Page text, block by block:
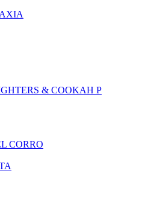
& COOKAH P
CORRO